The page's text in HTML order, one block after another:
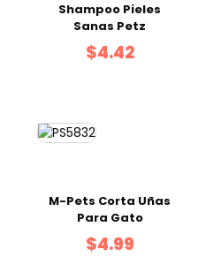
Shampoo Pieles
Sanas Petz
$4.42
M-Pets Corta Uñas
Para Gato
$4.99